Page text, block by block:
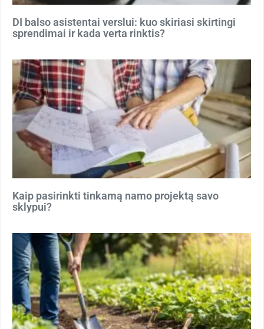
DI balso asistentai verslui: kuo skiriasi skirtingi
sprendimai ir kada verta rinktis?
Kaip pasirinkti tinkamą namo projektą savo
sklypui?